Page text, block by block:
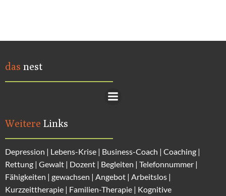
das nest
Weitere Links
Depression | Lebens-Krise | Business-Coach | Coaching |
Rettung | Gewalt | Dozent | Begleiten | Telefonnummer |
Fähigkeiten | gewachsen | Angebot | Arbeitslos |
Kurzzeittherapie | Familien-Therapie | Kognitive